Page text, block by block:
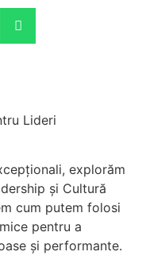
Lideri
explorăm
și Cultură
cum putem folosi
pentru a
și performante.